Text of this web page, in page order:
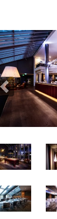
Previous